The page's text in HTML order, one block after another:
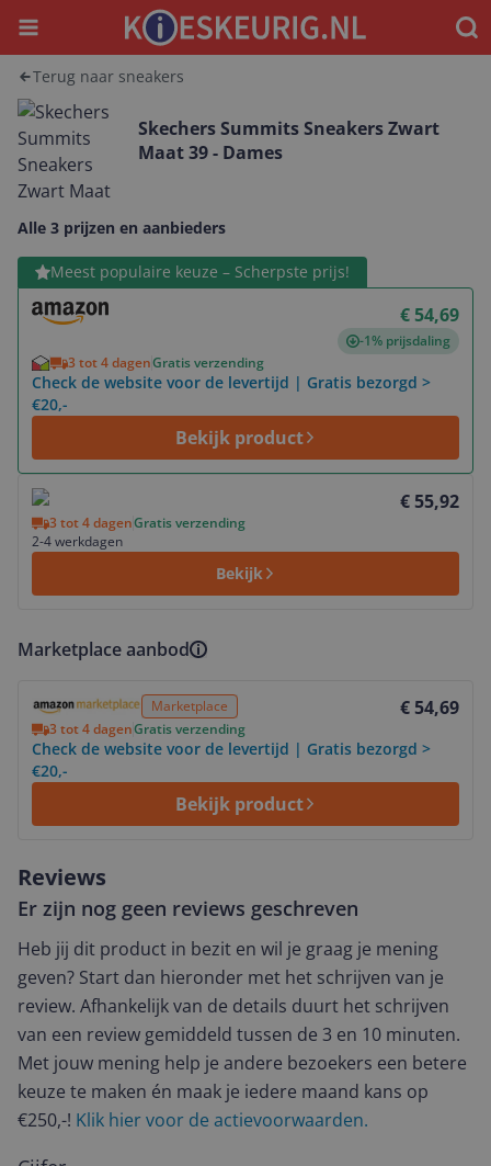
Menu
Terug naar sneakers
Skechers Summits Sneakers Zwart
Maat 39 - Dames
Alle 3 prijzen en aanbieders
Meest populaire keuze – Scherpste prijs!
€ 54,69
-1% prijsdaling
3 tot 4 dagenGratis verzending
Check de website voor de levertijd | Gratis bezorgd >
€20,-
Bekijk product
Bekijk product
€ 55,92
3 tot 4 dagenGratis verzending
2-4 werkdagen
Bekijk
Bekijk product
Marketplace aanbod
Marketplace € 54,69
3 tot 4 dagenGratis verzending
Check de website voor de levertijd | Gratis bezorgd >
€20,-
Bekijk product
Reviews
Er zijn nog geen reviews geschreven
Heb jij dit product in bezit en wil je graag je mening
geven? Start dan hieronder met het schrijven van je
review. Afhankelijk van de details duurt het schrijven
van een review gemiddeld tussen de 3 en 10 minuten.
Met jouw mening help je andere bezoekers een betere
keuze te maken én maak je iedere maand kans op
€250,-! Klik hier voor de actievoorwaarden.